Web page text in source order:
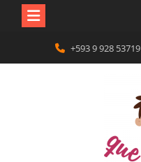
content
+593 9 928 53719